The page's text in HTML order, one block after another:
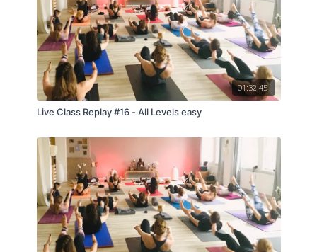
01:32:45
Live Class Replay #16 - All Levels easy